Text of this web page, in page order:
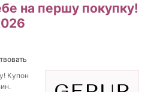
на першу покупку!
Купон